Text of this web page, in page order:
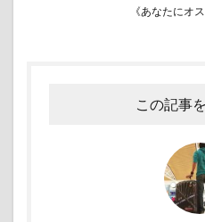
《あなたにオ
この記事